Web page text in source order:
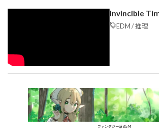
Invincible
EDM /推理
ファンタジー系BGM